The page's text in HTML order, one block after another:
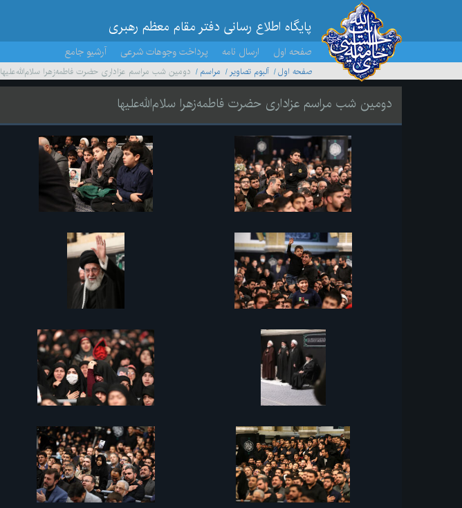
پایگاه اطلاع رسانی دفتر مقام معظم رهبری
صفحه اول ارسال نامه پرداخت وجوهات شرعی آرشیو جامع
صفحه اول آلبوم تصاویر مراسم دومین شب مراسم عزاداری حضرت فاطمه‌زهرا سلام‌الله‌علیها
دومین شب مراسم عزاداری حضرت فاطمه‌زهرا سلام‌الله‌علیها